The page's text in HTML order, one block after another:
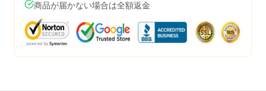
商品が届かない場合は全額返金